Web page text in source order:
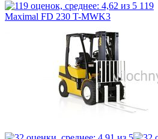
119
Maximal FD 230 T-MWK3